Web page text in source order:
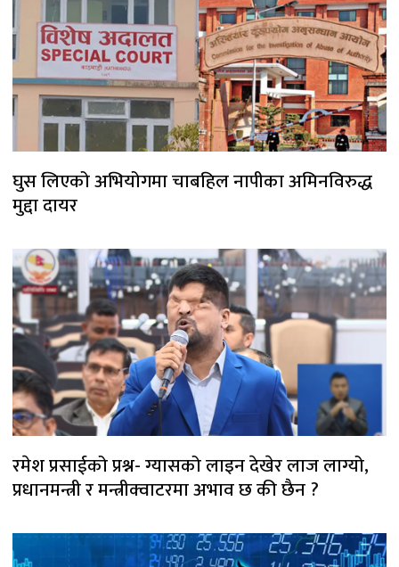
घुस लिएको अभियोगमा चाबहिल नापीका अमिनविरुद्ध
मुद्दा दायर
रमेश प्रसाईको प्रश्न- ग्यासको लाइन देखेर लाज लाग्यो,
प्रधानमन्त्री र मन्त्रीक्वाटरमा अभाव छ की छैन ?